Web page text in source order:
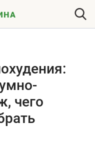
чего